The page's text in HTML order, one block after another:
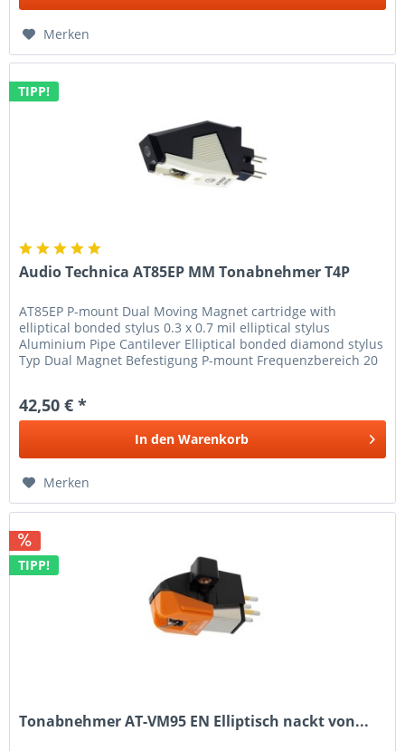
Merken
TIPP!
Audio Technica AT85EP MM Tonabnehmer T4P
AT85EP P-mount Dual Moving Magnet cartridge with
elliptical bonded stylus 0.3 x 0.7 mil elliptical stylus
Aluminium Pipe Cantilever Elliptical bonded diamond stylus
Typ Dual Magnet Befestigung P-mount Frequenzbereich 20
42,50 € *
In den Warenkorb
Merken
TIPP!
Tonabnehmer AT-VM95 EN Elliptisch nackt von...